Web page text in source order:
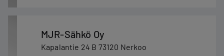
MJR-Sähkö Oy
Kapalantie 24 B 73120 Nerkoo